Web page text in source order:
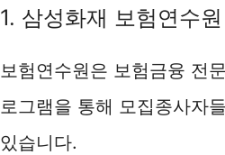
1. 삼성화재 보험연수
보험연수원은 보험금융 전
로그램을 통해 모집종사자
있습니다.